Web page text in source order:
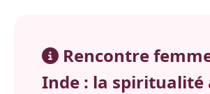
Rencontre
Inde : la spiritualité